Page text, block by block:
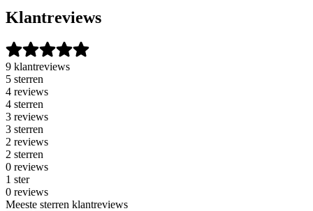
Klantreviews
9 klantreviews
5 sterren
4 reviews
4 sterren
3 reviews
3 sterren
2 reviews
2 sterren
0 reviews
1 ster
0 reviews
Meeste sterren klantreviews